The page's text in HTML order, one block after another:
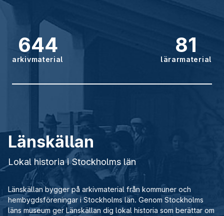
644
arkivmaterial
81
lärarmaterial
Länskällan
Lokal historia i Stockholms län
Länskällan bygger på arkivmaterial från kommuner och
hembygdsföreningar i Stockholms län. Genom Stockholms
läns museum ger Länskällan dig lokal historia som berättar om